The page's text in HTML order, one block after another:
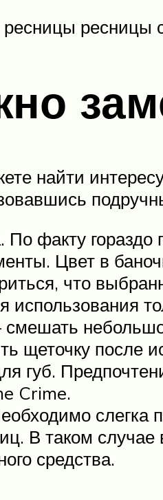
ресницы
найти
По факту
Цвет в
что
использования
смешать
щеточку после
губ.
Crime.
слегка
В таком
средства.